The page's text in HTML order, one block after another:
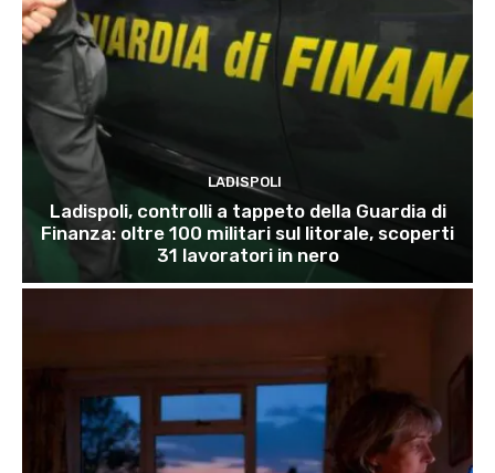
LADISPOLI
Ladispoli, controlli a tappeto della Guardia di
Finanza: oltre 100 militari sul litorale, scoperti
31 lavoratori in nero